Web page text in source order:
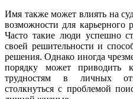
Имя также может влиять на
возможности для карьерного
Часто такие люди успешно
своей решительности и
решения. Однако иногда
порядку может приводить
трудностям в личных
столкнуться с проблемой